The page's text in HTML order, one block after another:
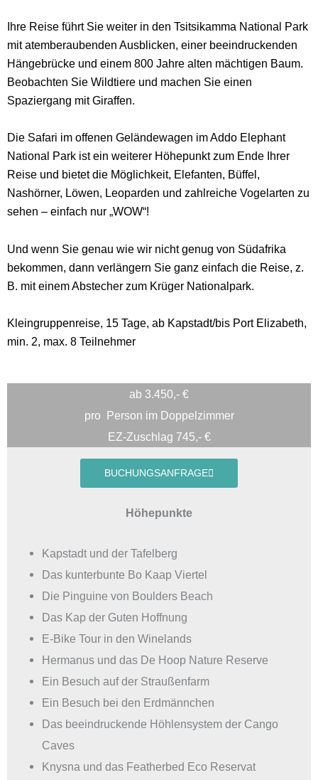
Ihre Reise führt Sie weiter in den Tsitsikamma National Park
mit atemberaubenden Ausblicken, einer beeindruckenden
Hängebrücke und einem 800 Jahre alten mächtigen Baum.
Beobachten Sie Wildtiere und machen Sie einen
Spaziergang mit Giraffen.
Die Safari im offenen Geländewagen im Addo Elephant
National Park ist ein weiterer Höhepunkt zum Ende Ihrer
Reise und bietet die Möglichkeit, Elefanten, Büffel,
Nashörner, Löwen, Leoparden und zahlreiche Vogelarten zu
sehen – einfach nur „WOW“!
Und wenn Sie genau wie wir nicht genug von Südafrika
bekommen, dann verlängern Sie ganz einfach die Reise, z.
B. mit einem Abstecher zum Krüger Nationalpark.
Kleingruppenreise, 15 Tage, ab Kapstadt/bis Port Elizabeth,
min. 2, max. 8 Teilnehmer
ab 3.450,- €
pro
Person im Doppelzimmer
EZ-Zuschlag 745,- €
BUCHUNGSANFRAGE
Höhepunkte
Kapstadt und der Tafelberg
Das kunterbunte Bo Kaap Viertel
Die Pinguine von Boulders Beach
Das Kap der Guten Hoffnung
E-Bike Tour in den Winelands
Hermanus und das De Hoop Nature Reserve
Ein Besuch auf der Straußenfarm
Ein Besuch bei den Erdmännchen
Das beeindruckende Höhlensystem der Cango
Caves
Knysna und das Featherbed Eco Reservat